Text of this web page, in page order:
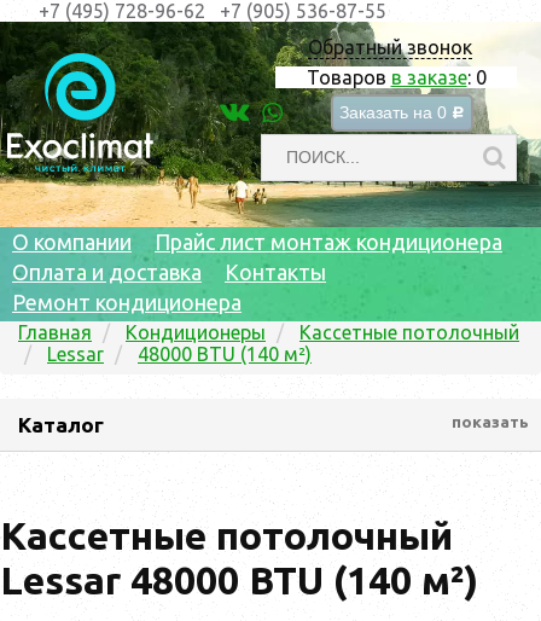
Обратный звонок
Товаров в заказе: 0
Заказать на 0 c
+7 (495) 728-96-62 +7 (905) 536-87-55
О компании
Прайс лист монтаж кондиционера
Оплата и доставка
Контакты
Ремонт кондиционера
Главная Кондиционеры
Кассетные потолочный
Lessar
48000 BTU (140 м²)
Каталог показать
Кассетные потолочный
Lessar 48000 BTU (140 м²)